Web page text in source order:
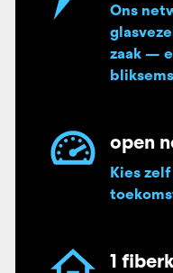
Ons
zaak —
open
Kies
1